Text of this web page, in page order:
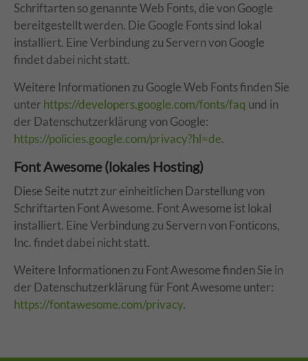
Schriftarten so genannte Web Fonts, die von Google
bereitgestellt werden. Die Google Fonts sind lokal
installiert. Eine Verbindung zu Servern von Google
findet dabei nicht statt.
Weitere Informationen zu Google Web Fonts finden Sie
unter https://developers.google.com/fonts/faq und in
der Datenschutzerklärung von Google:
https://policies.google.com/privacy?hl=de.
Font Awesome (lokales Hosting)
Diese Seite nutzt zur einheitlichen Darstellung von
Schriftarten Font Awesome. Font Awesome ist lokal
installiert. Eine Verbindung zu Servern von Fonticons,
Inc. findet dabei nicht statt.
Weitere Informationen zu Font Awesome finden Sie in
der Datenschutzerklärung für Font Awesome unter:
https://fontawesome.com/privacy.